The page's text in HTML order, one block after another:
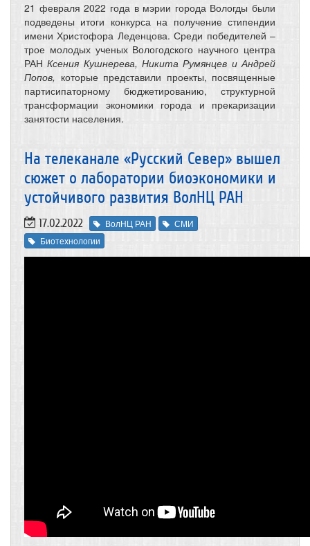
21 февраля 2022 года в мэрии города Вологды были
подведены итоги конкурса на получение стипендии
имени Христофора Леденцова. Среди победителей –
трое молодых ученых Вологодского научного центра
РАНКсения Кушнерева, Никита Румянцев и Андрей
Попов, которые представили проекты, посвященные
партисипаторному бюджетированию, структурной
трансформации экономики города и прекаризации
занятости населения.
На телеканале «Русский Север» вышел
сюжет о лаборатории биоэкономики и
устойчивого развития ВолНЦ РАН
17.02.2022 ВолНЦ РАН
СМИ
Биотехнологии